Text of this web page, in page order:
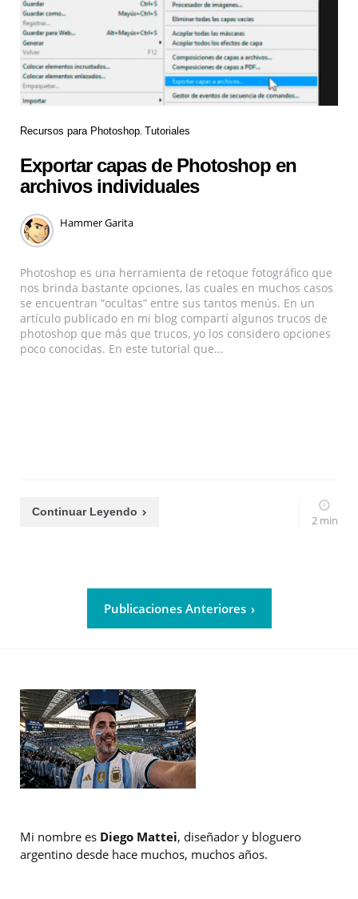
Recursos para Photoshop Tutoriales
Exportar capas de Photoshop en
archivos individuales
Hammer Garita
Photoshop es una herramienta de retoque fotográfico que
nos brinda bastante opciones, las cuales en muchos casos
se encuentran “ocultas” entre sus tantos menús. En un
artículo publicado en mi blog compartí algunos trucos de
photoshop que más que trucos, yo los considero opciones
poco conocidas. En este tutorial que...
Continuar Leyendo
2 min
Publicaciones Anteriores
Mi nombre es Diego Mattei, diseñador y bloguero
argentino desde hace muchos, muchos años.